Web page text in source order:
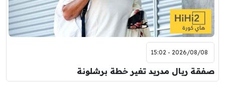
2026/08/08 - 15:02
صفقة ريال مدريد تغير خطة برشلونة